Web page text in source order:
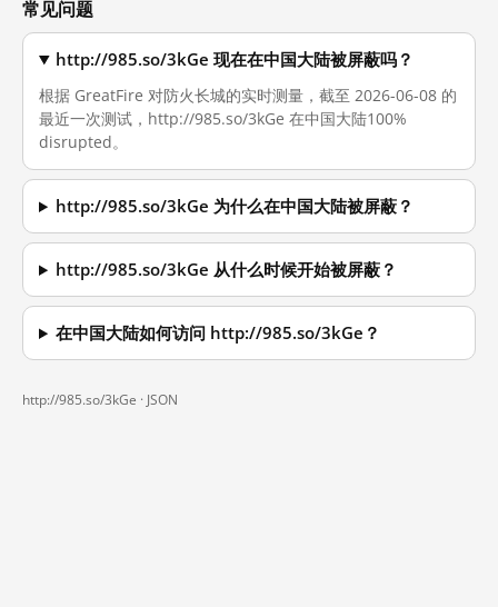
常见问题
http://985.so/3kGe 现在在中国大陆被屏蔽吗？
根据 GreatFire 对防火长城的实时测量，截至 2026-06-08 的
最近一次测试，http://985.so/3kGe 在中国大陆100%
disrupted。
http://985.so/3kGe 为什么在中国大陆被屏蔽？
http://985.so/3kGe 从什么时候开始被屏蔽？
在中国大陆如何访问 http://985.so/3kGe？
http://985.so/3kGe · JSON